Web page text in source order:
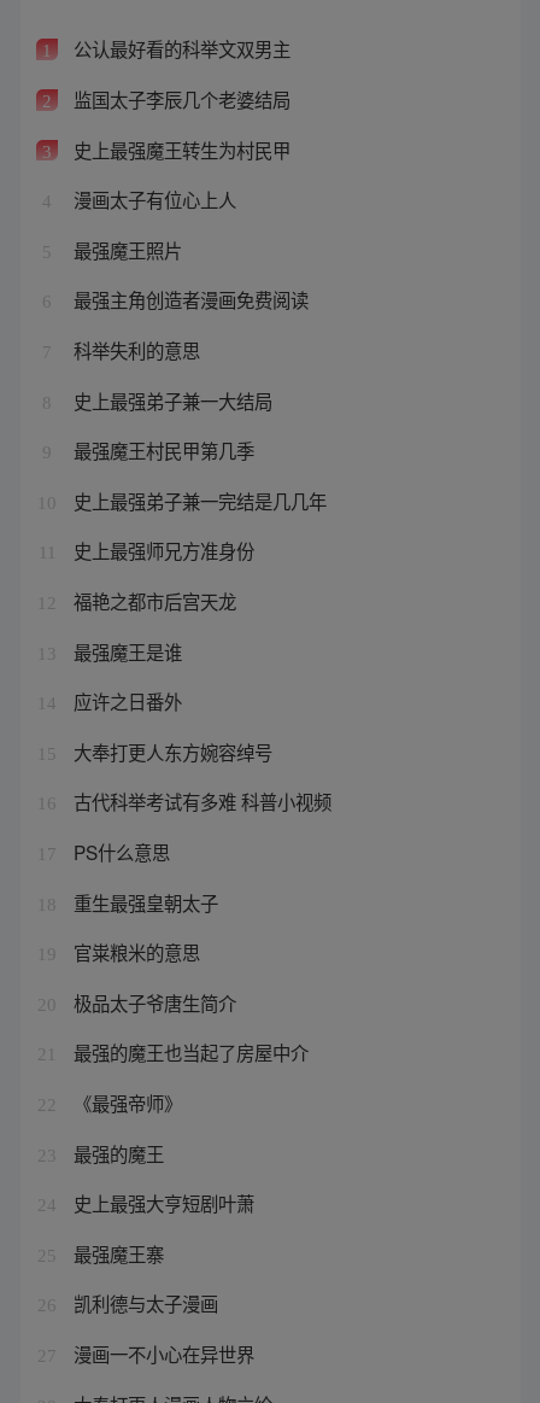
1 公认最好看的科举文双男主
2 监国太子李辰几个老婆结局
3 史上最强魔王转生为村民甲
4 漫画太子有位心上人
5 最强魔王照片
6 最强主角创造者漫画免费阅读
7 科举失利的意思
8 史上最强弟子兼一大结局
9 最强魔王村民甲第几季
10 史上最强弟子兼一完结是几几年
史上最强师兄方准身份
12 福艳之都市后宫天龙
13 最强魔王是谁
14 应许之日番外
15 大奉打更人东方婉容绰号
16 古代科举考试有多难 科普小视频
17 PS什么意思
18 重生最强皇朝太子
19 官粜粮米的意思
20 极品太子爷唐生简介
21 最强的魔王也当起了房屋中介
22 《最强帝师》
23 最强的魔王
24 史上最强大亨短剧叶萧
25 最强魔王寨
26 凯利德与太子漫画
27 漫画一不小心在异世界